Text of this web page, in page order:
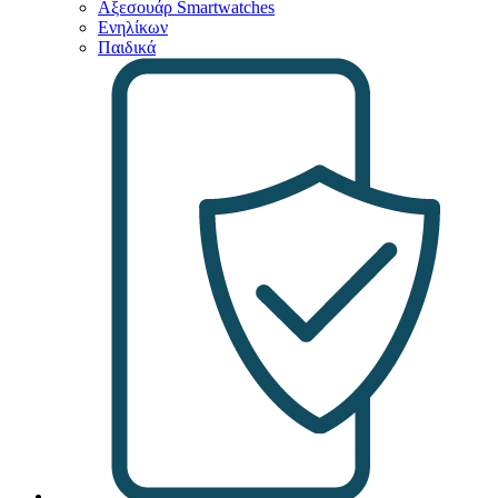
Αξεσουάρ Smartwatches
Ενηλίκων
Παιδικά